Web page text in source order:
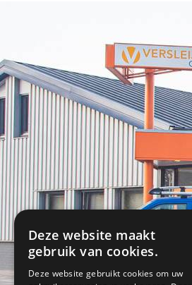
Deze website maakt
gebruik van cookies.
Deze website gebruikt cookies om uw